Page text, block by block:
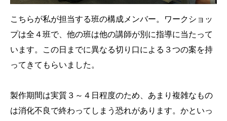
こちらが私が担当する班の構成メンバー。ワークショッ
プは全４班で、他の班は他の講師が別に指導に当たって
います。この日までに異なる切り口による３つの案を持
ってきてもらいました。
製作期間は実質３～４日程度のため、あまり複雑なもの
は消化不良で終わってしまう恐れがあります。かといっ